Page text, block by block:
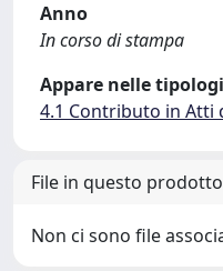
Anno
In corso di stampa
Appare nelle
4.1 Contributo in Atti
File in questo
Non ci sono file